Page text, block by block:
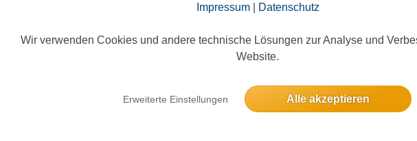
Impressum| Datenschutz
Wir verwenden Cookies und andere technische Lösungen zur Analyse und
Website.
Erweiterte Einstellungen Alle akzeptieren
kooky (64)
Berlin
Best of Poetry Slam